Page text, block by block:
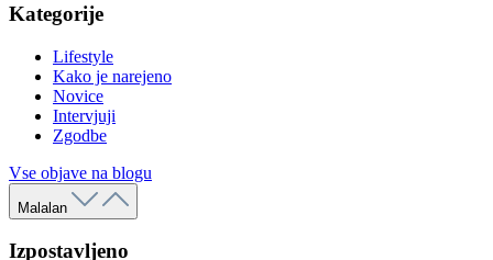
Kategorije
Lifestyle
Kako je narejeno
Novice
Intervjuji
Zgodbe
Vse objave na blogu
Malalan
Izpostavljeno